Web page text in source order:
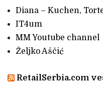
Diana – Kuchen,
IT4um
MM Youtube channel
Željko Aščić
RetailSerbia.com